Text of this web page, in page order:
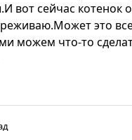
вот сейчас котенок
это
можем что-то